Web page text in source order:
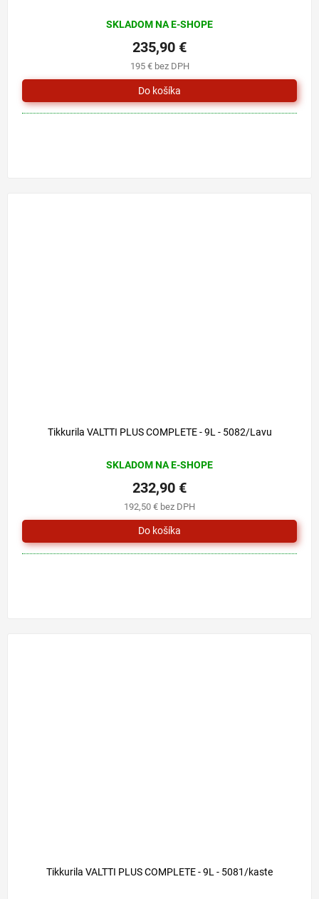
SKLADOM NA E-SHOPE
195 € bez DPH
235,90 €
Tikkurila VALTTI PLUS COMPLETE - 9L - 5082/Lavu
SKLADOM NA E-SHOPE
192,50 € bez DPH
232,90 €
Tikkurila VALTTI PLUS COMPLETE - 9L - 5081/kaste